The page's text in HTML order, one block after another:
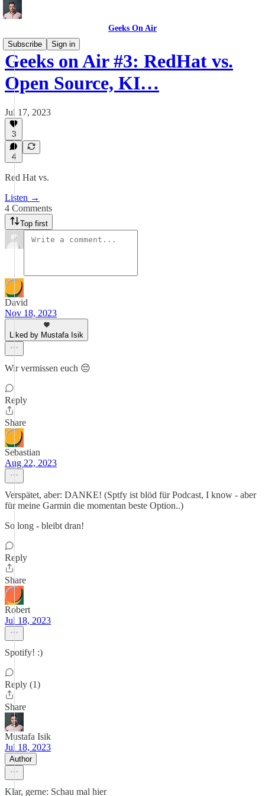
Geeks On Air
Subscribe
Sign in
Geeks on Air #3: RedHat vs.
Open Source, KI…
Jul 17, 2023
3
4
Red Hat vs.
Listen →
4 Comments
Top first
David
Nov 18, 2023
Liked by Mustafa Isik
Wir vermissen euch 😔
Reply
Share
Sebastian
Aug 22, 2023
Verspätet, aber: DANKE! (Sptfy ist blöd für Podcast, I know - aber
für meine Garmin die momentan beste Option..)
So long - bleibt dran!
Reply
Share
Robert
Jul 18, 2023
Spotify! :)
Reply (1)
Share
Mustafa Isik
Jul 18, 2023
Author
Klar, gerne: Schau mal hier